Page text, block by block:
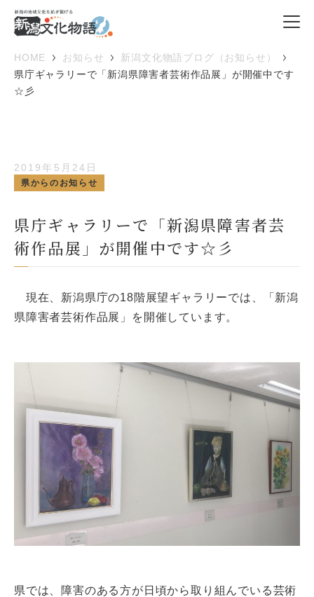
HOME お知らせ
新潟文化物語ブログ（お知らせ）
県庁ギャラリーで「新潟県障害者芸術作品展」が開催中です
☆彡
2019年5月24日
県からのお知らせ
県庁ギャラリーで「新潟県障害者芸
術作品展」が開催中です☆彡
現在、新潟県庁の18階展望ギャラリーでは、「新潟
県障害者芸術作品展」を開催しています。
県では、障害のある方が日頃から取り組んでいる芸術